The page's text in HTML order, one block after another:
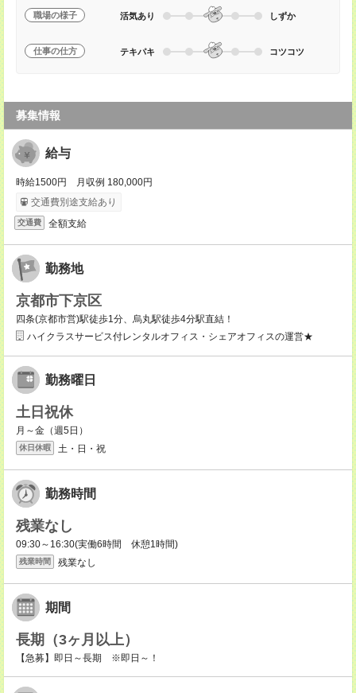
職場の様子 活気あり しずか
仕事の仕方 テキパキ コツコツ
募集情報
給与
時給1500円 月収例 180,000円
交通費別途支給あり
交通費 全額支給
勤務地
京都市下京区
四条(京都市営)駅徒歩1分、烏丸駅徒歩4分駅直結！
ハイクラスサービス付レンタルオフィス・シェアオフィスの運営★
勤務曜日
土日祝休
月～金（週5日）
休日休暇 土・日・祝
勤務時間
残業なし
09:30～16:30(実働6時間 休憩1時間)
残業時間 残業なし
期間
長期（3ヶ月以上）
【急募】即日～長期 ※即日～！